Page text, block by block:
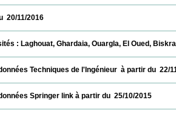
du  20/11/2016
: Laghouat, Ghardaia, Ouargla, El
données Techniques de l'Ingénieur  à
de données Springer link à partir du  25/